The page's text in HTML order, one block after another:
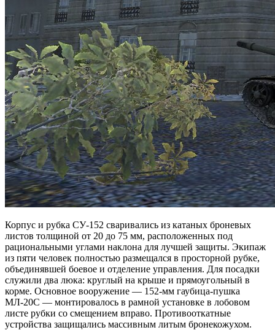
Корпус и рубка СУ-152 сваривались из катаных броневых
листов толщиной от 20 до 75 мм, расположенных под
рациональными углами наклона для лучшей защиты. Экипаж
из пяти человек полностью размещался в просторной рубке,
объединявшей боевое и отделение управления. Для посадки
служили два люка: круглый на крыше и прямоугольный в
корме. Основное вооружение — 152-мм гаубица-пушка
МЛ-20С — монтировалось в рамной установке в лобовом
листе рубки со смещением вправо. Противооткатные
устройства защищались массивным литым бронекожухом.